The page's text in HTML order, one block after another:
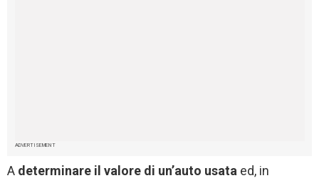
ADVERTISEMENT
A determinare il valore di un’auto usata ed, in